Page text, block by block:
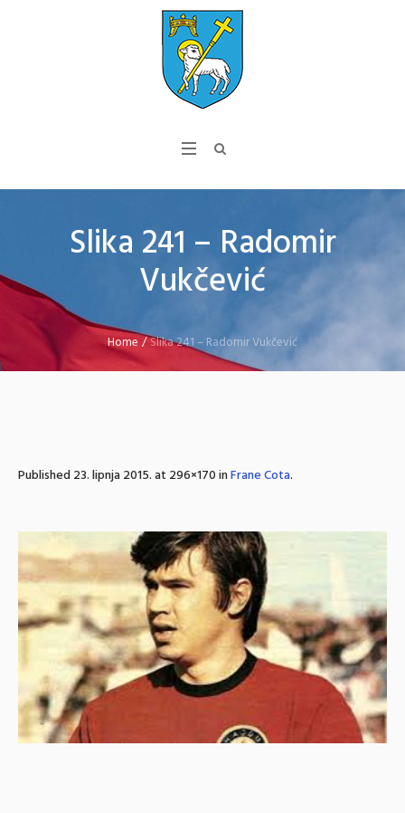
Slika 241 – Radomir
Vukčević
Home /Slika 241 – Radomir Vukčević
Published23. lipnja 2015.at 296×170 inFrane Cota.